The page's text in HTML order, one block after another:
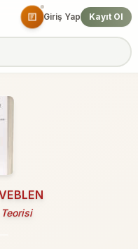
Giriş Yap Kayıt Ol
Teorisi